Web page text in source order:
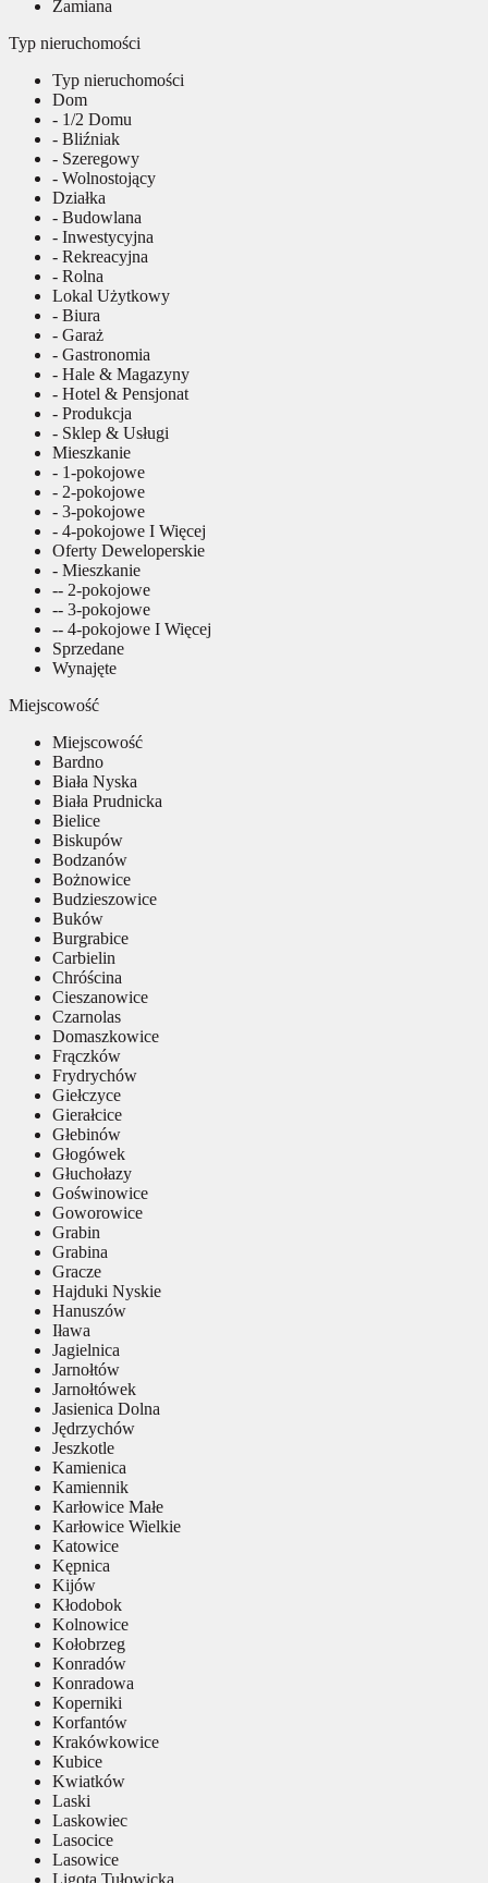
Zamiana
Typ nieruchomości
Typ nieruchomości
Dom
- 1/2 Domu
- Bliźniak
- Szeregowy
- Wolnostojący
Działka
- Budowlana
- Inwestycyjna
- Rekreacyjna
- Rolna
Lokal Użytkowy
- Biura
- Garaż
- Gastronomia
- Hale & Magazyny
- Hotel & Pensjonat
- Produkcja
- Sklep & Usługi
Mieszkanie
- 1-pokojowe
- 2-pokojowe
- 3-pokojowe
- 4-pokojowe I Więcej
Oferty Deweloperskie
- Mieszkanie
-- 2-pokojowe
-- 3-pokojowe
-- 4-pokojowe I Więcej
Sprzedane
Wynajęte
Miejscowość
Miejscowość
Bardno
Biała Nyska
Biała Prudnicka
Bielice
Biskupów
Bodzanów
Bożnowice
Budzieszowice
Buków
Burgrabice
Carbielin
Chróścina
Cieszanowice
Czarnolas
Domaszkowice
Frączków
Frydrychów
Giełczyce
Gierałcice
Głebinów
Głogówek
Głuchołazy
Goświnowice
Goworowice
Grabin
Grabina
Gracze
Hajduki Nyskie
Hanuszów
Iława
Jagielnica
Jarnołtów
Jarnołtówek
Jasienica Dolna
Jędrzychów
Jeszkotle
Kamienica
Kamiennik
Karłowice Małe
Karłowice Wielkie
Katowice
Kępnica
Kijów
Kłodobok
Kolnowice
Kołobrzeg
Konradów
Konradowa
Koperniki
Korfantów
Krakówkowice
Kubice
Kwiatków
Laski
Laskowiec
Lasocice
Lasowice
Ligota Tułowicka